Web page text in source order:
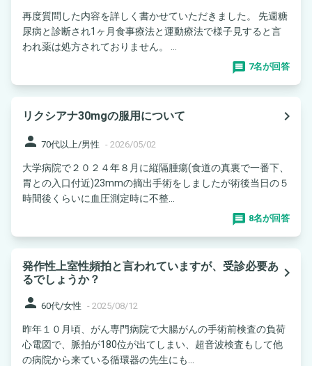
再度質問した内容を詳しく書かせていただきました。 先週糖
尿病と診断され1ヶ月食事療法と運動療法で様子見すると言
われ薬は処方されておりません。 ...
7名が回答
リクシアナ30mgの服用について
navigate_next
person 70代以上/男性 - 2026/05/02
大学病院で２０２４年８月に縦隔腫瘍(食道の真裏で一番下、
胃との入口付近)23mmの摘出手術をしましたが術後当日の５
時間後くらいに血圧測定時に不整...
8名が回答
発作性上室性頻拍と言われていますが、受診必要あ
るでしょうか？
navigate_next
person 60代/女性 - 2025/08/12
昨年１０月頃、がん専門病院で大腸がんの手術前検査の負荷
心電図で、脈拍が180位が出てしまい、超音波検査もして他
の病院から来ている循環器の先生にも...